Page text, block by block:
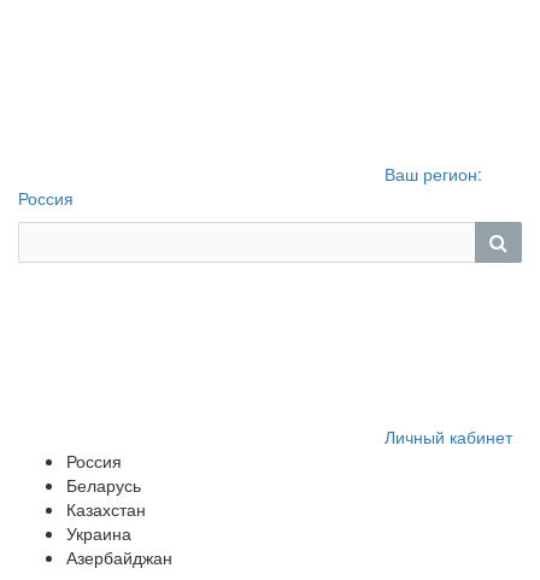
Ваш регион:
Россия
Личный кабинет
Россия
Беларусь
Казахстан
Украина
Азербайджан